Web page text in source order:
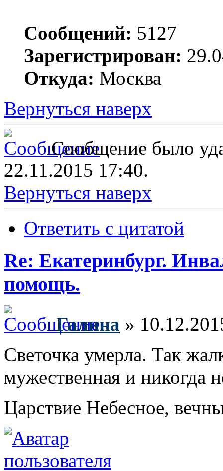
Сообщений: 5127
Зарегистрирован:
Откуда: Москва
Вернуться наверх
Сообщение было
22.11.2015 17:40.
Вернуться наверх
Ответить с цитатой
Re: Екатеринбург.
помощь.
Галина »
Светочка умерла. Так
мужественная и никогда
Царствие Небесное,